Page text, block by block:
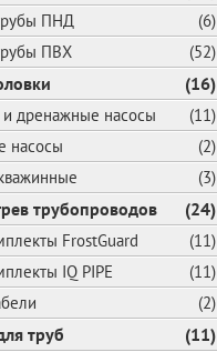
ПНД
(6)
ПВХ
(52)
(16)
дренажные насосы
(11)
насосы
(2)
(3)
трубопроводов (24)
FrostGuard
(11)
IQ PIPE
(11)
(2)
труб (11)